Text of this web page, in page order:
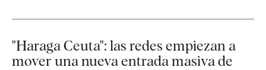
"Haraga Ceuta": las redes empiezan a
mover una nueva entrada masiva de